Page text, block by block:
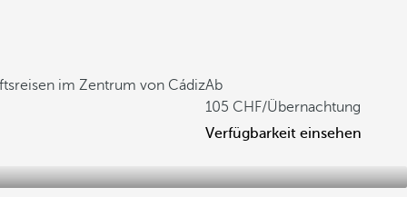
im Zentrum von CádizAb
105
/Übernachtung
Verfügbarkeit einsehen